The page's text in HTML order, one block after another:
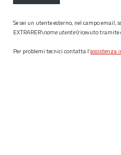
Se sei un utente esterno, nel campo email,
EXTRARER\nome utente(ricevuto tramite
Per problemi tecnici contatta l’assistenza